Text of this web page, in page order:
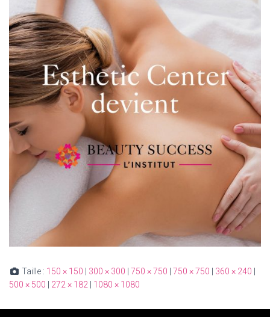
Taille : 150 × 150 300 × 300 750 × 750 750 × 750 360 × 240
500 × 500
272 × 182 1080 × 1080